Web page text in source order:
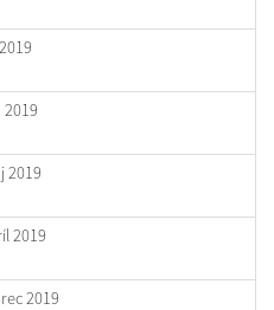
2019
2019
2019